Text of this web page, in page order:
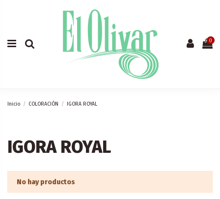
0
Inicio COLORACIÓN IGORA ROYAL
IGORA ROYAL
No hay productos